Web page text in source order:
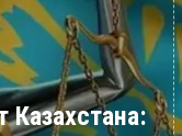
Казахстана: